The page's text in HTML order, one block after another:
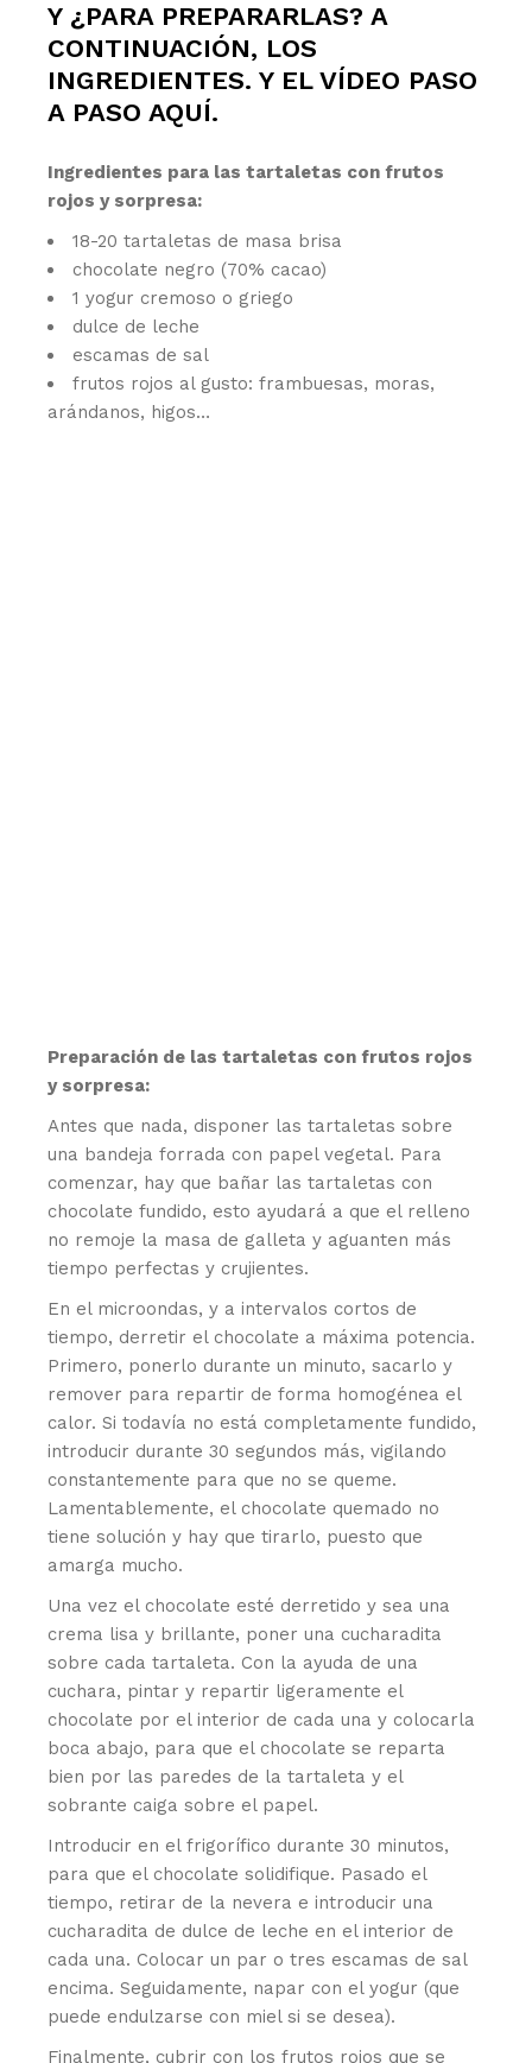
Y ¿PARA PREPARARLAS? A
CONTINUACIÓN, LOS
INGREDIENTES. Y EL VÍDEO PASO
A PASOAQUÍ.
Ingredientes para las tartaletas con frutos
rojos y sorpresa:
18-20 tartaletas de masa brisa
chocolate negro (70% cacao)
1 yogur cremoso o griego
dulce de leche
escamas de sal
frutos rojos al gusto: frambuesas, moras,
arándanos, higos…
Preparación de las tartaletas con frutos rojos
y sorpresa:
Antes que nada, disponer las tartaletas sobre
una bandeja forrada con papel vegetal. Para
comenzar, hay que bañar las tartaletas con
chocolate fundido, esto ayudará a que el relleno
no remoje la masa de galleta y aguanten más
tiempo perfectas y crujientes.
En el microondas, y a intervalos cortos de
tiempo, derretir el chocolate a máxima potencia.
Primero, ponerlo durante un minuto, sacarlo y
remover para repartir de forma homogénea el
calor. Si todavía no está completamente fundido,
introducir durante 30 segundos más, vigilando
constantemente para que no se queme.
Lamentablemente, el chocolate quemado no
tiene solución y hay que tirarlo, puesto que
amarga mucho.
Una vez el chocolate esté derretido y sea una
crema lisa y brillante, poner una cucharadita
sobre cada tartaleta. Con la ayuda de una
cuchara, pintar y repartir ligeramente el
chocolate por el interior de cada una y colocarla
boca abajo, para que el chocolate se reparta
bien por las paredes de la tartaleta y el
sobrante caiga sobre el papel.
Introducir en el frigorífico durante 30 minutos,
para que el chocolate solidifique. Pasado el
tiempo, retirar de la nevera e introducir una
cucharadita de dulce de leche en el interior de
cada una. Colocar un par o tres escamas de sal
encima. Seguidamente, napar con el yogur (que
puede endulzarse con miel si se desea).
Finalmente, cubrir con los frutos rojos que se